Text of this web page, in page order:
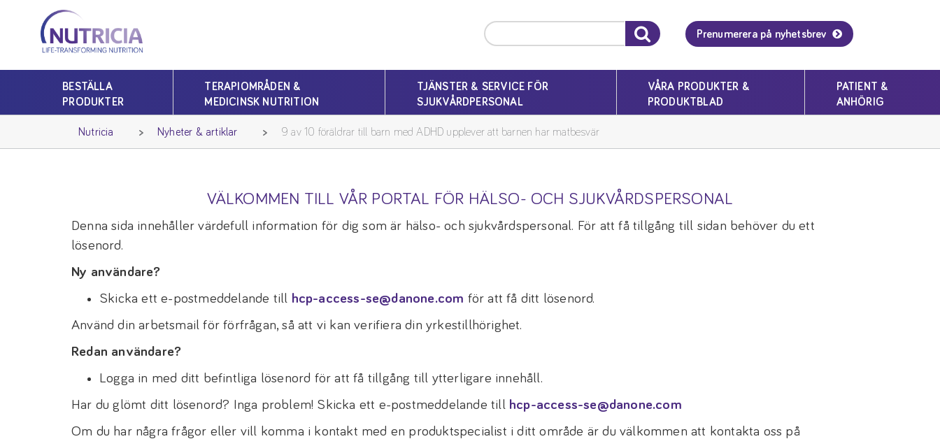
Nutricia
Nutricia
Prenumerera på nyhetsbrev
BESTÄLLA
PRODUKTER
TERAPIOMRÅDEN &
MEDICINSK NUTRITION
TJÄNSTER & SERVICE FÖR
SJUKVÅRDPERSONAL
VÅRA PRODUKTER &
PRODUKTBLAD
PATIENT &
ANHÖRIG
Nutricia Nyheter & artiklar 9 av 10 föräldrar till barn med ADHD upplever att barnen har matbesvär
VÄLKOMMEN TILL VÅR PORTAL FÖR HÄLSO- OCH SJUKVÅRDSPERSONAL
Denna sida innehåller värdefull information för dig som är hälso- och sjukvårdspersonal. För att få tillgång till sidan behöver du ett
lösenord.
Ny användare?
Skicka ett e-postmeddelande till hcp-access-se@danone.com för att få ditt lösenord.
Använd din arbetsmail för förfrågan, så att vi kan verifiera din yrkestillhörighet.
Redan användare?
Logga in med ditt befintliga lösenord för att få tillgång till ytterligare innehåll.
Har du glömt ditt lösenord? Inga problem! Skicka ett e-postmeddelande till hcp-access-se@danone.com
Om du har några frågor eller vill komma i kontakt med en produktspecialist i ditt område är du välkommen att kontakta oss på